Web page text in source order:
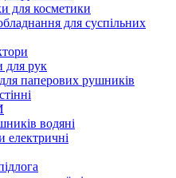
для косметики
для суспільних
для рук
паперових рушників
водяні